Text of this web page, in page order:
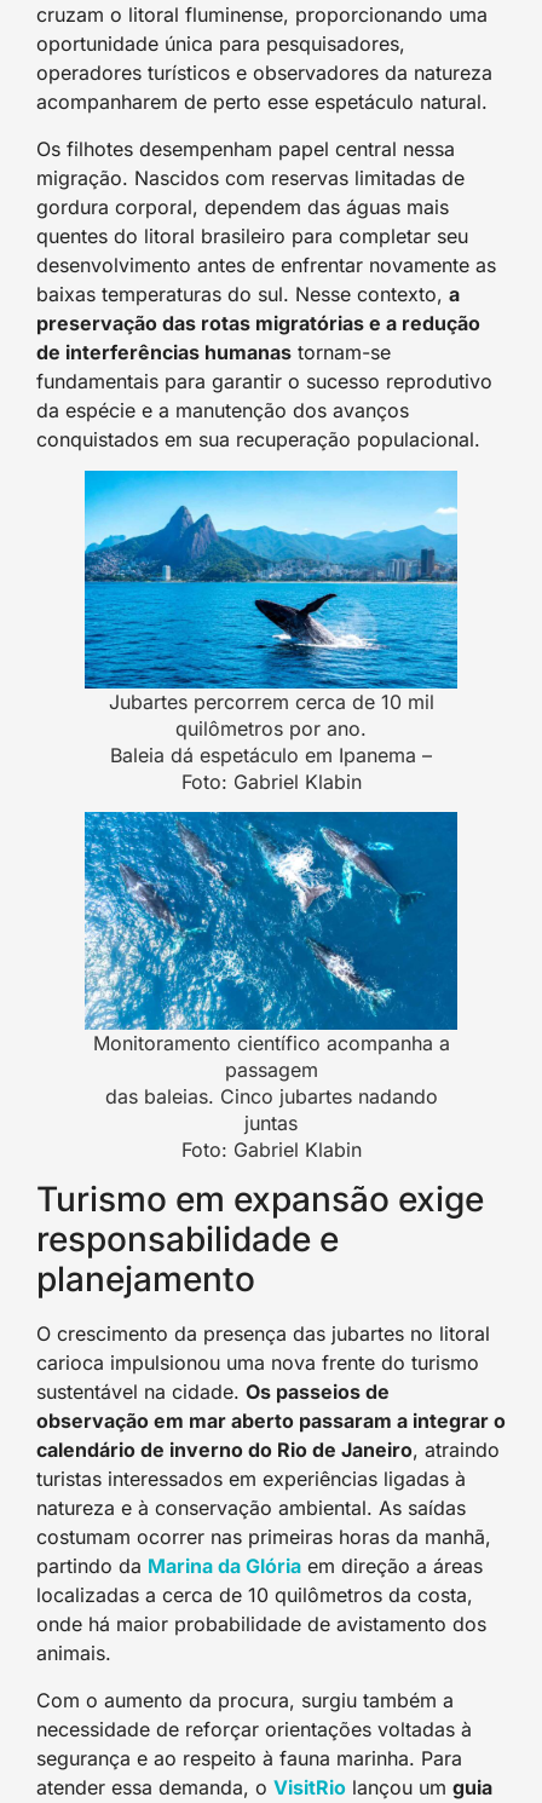
cruzam o litoral fluminense, proporcionando uma
oportunidade única para pesquisadores,
operadores turísticos e observadores da natureza
acompanharem de perto esse espetáculo natural.
Os filhotes desempenham papel central nessa
migração. Nascidos com reservas limitadas de
gordura corporal, dependem das águas mais
quentes do litoral brasileiro para completar seu
desenvolvimento antes de enfrentar novamente as
baixas temperaturas do sul. Nesse contexto, a
preservação das rotas migratórias e a redução
de interferências humanas tornam-se
fundamentais para garantir o sucesso reprodutivo
da espécie e a manutenção dos avanços
conquistados em sua recuperação populacional.
Jubartes percorrem cerca de 10 mil
quilômetros por ano.
Baleia dá espetáculo em Ipanema –
Foto: Gabriel Klabin
Monitoramento científico acompanha a
passagem
das baleias. Cinco jubartes nadando
juntas
Foto: Gabriel Klabin
Turismo em expansão exige
responsabilidade e
planejamento
O crescimento da presença das jubartes no litoral
carioca impulsionou uma nova frente do turismo
sustentável na cidade. Os passeios de
observação em mar aberto passaram a integrar o
calendário de inverno do Rio de Janeiro, atraindo
turistas interessados em experiências ligadas à
natureza e à conservação ambiental. As saídas
costumam ocorrer nas primeiras horas da manhã,
partindo da Marina da Glória em direção a áreas
localizadas a cerca de 10 quilômetros da costa,
onde há maior probabilidade de avistamento dos
animais.
Com o aumento da procura, surgiu também a
necessidade de reforçar orientações voltadas à
segurança e ao respeito à fauna marinha. Para
atender essa demanda, o VisitRio lançou um guia